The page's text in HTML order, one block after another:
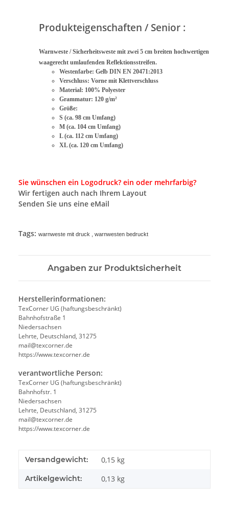
Produkteigenschaften / Senior :
Warnweste / Sicherheitsweste mit zwei 5 cm breiten hochwertigen
waagerecht umlaufenden Reflektionsstreifen.
Westenfarbe: Gelb DIN EN 20471:2013
Verschluss: Vorne mit Klettverschluss
Material: 100% Polyester
Grammatur: 120 g/m²
Größe:
S (ca. 98 cm Umfang)
M (ca. 104 cm Umfang)
L (ca. 112 cm Umfang)
XL (ca. 120 cm Umfang)
Sie wünschen ein Logodruck? ein oder mehrfarbig?
Wir fertigen auch nach Ihrem Layout
Senden Sie uns eine eMail
Tags: warnweste mit druck , warnwesten bedruckt
Angaben zur Produktsicherheit
Herstellerinformationen:
TexCorner UG (haftungsbeschränkt)
Bahnhofstraße 1
Niedersachsen
Lehrte, Deutschland, 31275
mail@texcorner.de
https://www.texcorner.de
verantwortliche Person:
TexCorner UG (haftungsbeschränkt)
Bahnhofstr. 1
Niedersachsen
Lehrte, Deutschland, 31275
mail@texcorner.de
https://www.texcorner.de
Versandgewicht: 0,15 kg
Artikelgewicht: 0,13 kg